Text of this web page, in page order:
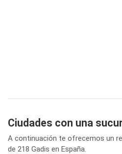
Ciudades con una
A continuación te ofrecemos un
de 218 Gadis en España.